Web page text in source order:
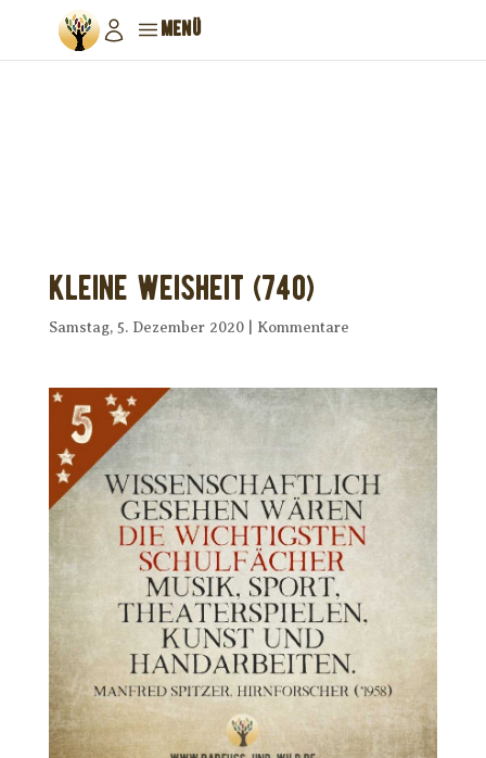
MENÜ
Kleine Weisheit (740)
Samstag, 5. Dezember 2020| Kommentare